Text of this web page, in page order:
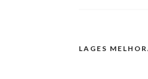
LAGES